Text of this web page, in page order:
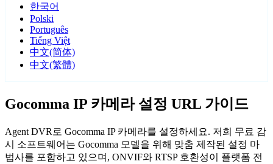
한국어
Polski
Português
Tiếng Việt
中文(简体)
中文(繁體)
Gocomma IP 카메라 설정 URL 가이드
Agent DVR로 Gocomma IP 카메라를 설정하세요. 저희 무료 감
시 소프트웨어는 Gocomma 모델을 위해 맞춤 제작된 설정 마
법사를 포함하고 있으며, ONVIF와 RTSP 호환성이 플랫폼 전